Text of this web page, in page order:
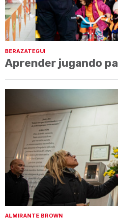
BERAZATEGUI
Aprender jugando
ALMIRANTE BROWN